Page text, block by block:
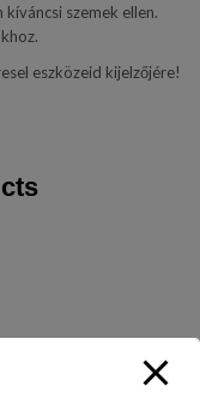
kíváncsi szemek ellen.
eszközeid kijelzőjére!